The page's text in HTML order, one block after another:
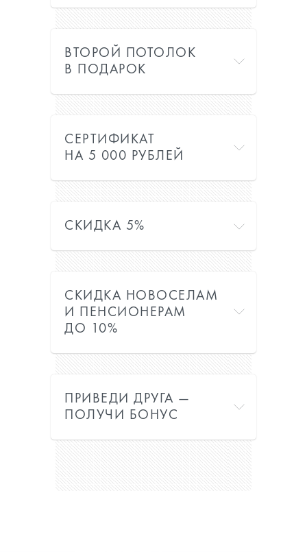
ВТОРОЙ ПОТОЛОК
В ПОДАРОК
СЕРТИФИКАТ
НА 5 000 РУБЛЕЙ
СКИДКА 5%
СКИДКА НОВОСЕЛАМ
И ПЕНСИОНЕРАМ
ДО 10%
ПРИВЕДИ ДРУГА —
ПОЛУЧИ БОНУС